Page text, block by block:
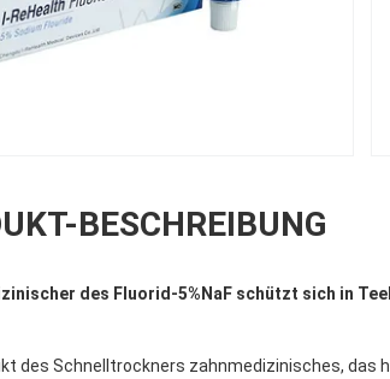
BESCHREIBUNG
des Fluorid-5%NaF schützt sich in
des Schnelltrockners zahnmedizinisches,